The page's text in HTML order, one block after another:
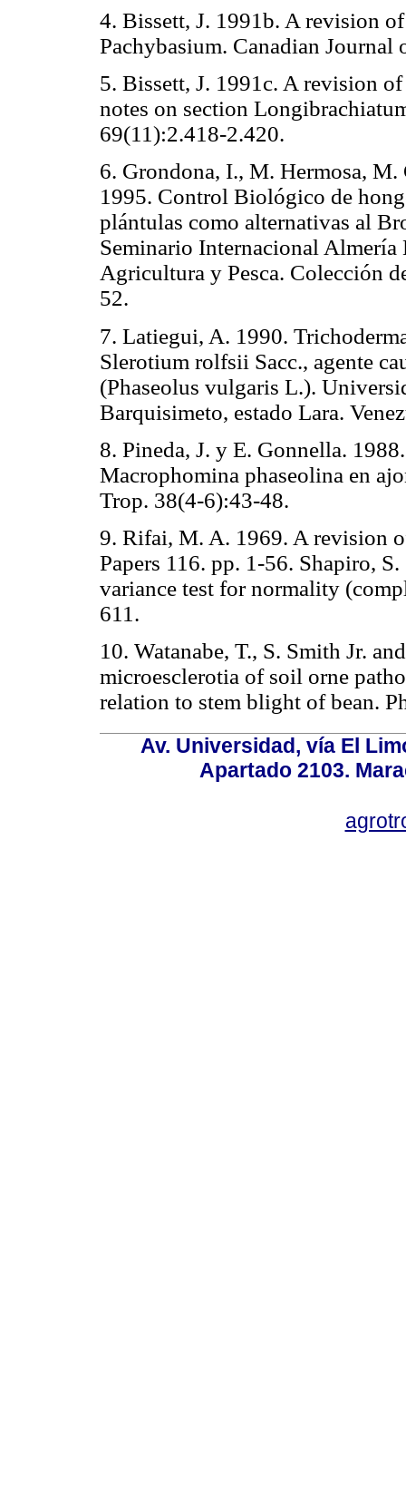
4. Bissett, J. 1991b. A revision
Pachybasium. Canadian
5. Bissett, J. 1991c. A revision
notes on section
69(11):2.418-2.420.
6. Grondona, I., M. Hermosa,
1995. Control Biológico de
plántulas como alternativas al
Seminario Internacional Almería
Agricultura y Pesca. Colección
52.
7. Latiegui, A. 1990.
Slerotium rolfsii Sacc., agente
(Phaseolus vulgaris L.).
Barquisimeto, estado Lara.
8. Pineda, J. y E. Gonnella.
Macrophomina phaseolina en
Trop. 38(4-6):43-48.
9. Rifai, M. A. 1969. A revision
Papers 116. pp. 1-56. Shapiro,
variance test for normality
611.
10. Watanabe, T., S. Smith Jr.
microesclerotia of soil orne
relation to stem blight of bean.
Av. Universidad, vía El
Apartado 2103.